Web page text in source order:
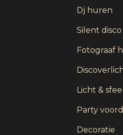
Dj huren
Silent disco
Fotograaf
Licht &
Party
Decoratie